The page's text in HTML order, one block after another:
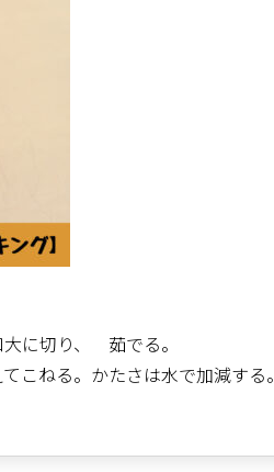
に切り、 茹でる。
ねる。かたさは水で加減する。